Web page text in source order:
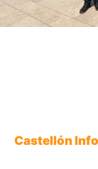
Castellón